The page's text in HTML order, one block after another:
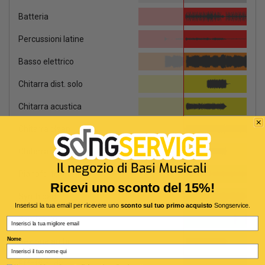
Batteria
Percussioni latine
Basso elettrico
Chitarra dist. solo
Chitarra acustica
Chitarra distorta
Pianoforte
Synth solo
Sezione archi
Ricevi uno sconto del 15%!
Inserisci la tua email per ricevere uno sconto sul tuo primo acquistoSongservice.
Nome